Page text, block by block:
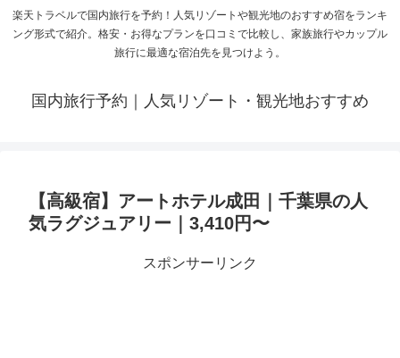
楽天トラベルで国内旅行を予約！人気リゾートや観光地のおすすめ宿をランキ
ング形式で紹介。格安・お得なプランを口コミで比較し、家族旅行やカップル
旅行に最適な宿泊先を見つけよう。
国内旅行予約｜人気リゾート・観光地おすすめ
【高級宿】アートホテル成田｜千葉県の人
気ラグジュアリー｜3,410円〜
スポンサーリンク